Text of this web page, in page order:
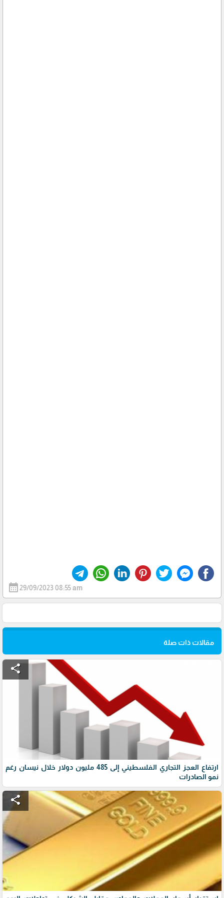
calendar_month29/09/2023 08:55 am
مقالات ذات صلة
share
ارتفاع العجز التجاري الفلسطيني إلى 485 مليون دولار خلال نيسان رغم
نمو الصادرات
share